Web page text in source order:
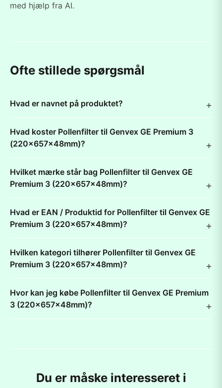
med hjælp fra AI.
Ofte stillede spørgsmål
Hvad er navnet på produktet?
Hvad koster Pollenfilter til Genvex GE Premium 3
(220x657x48mm)?
Hvilket mærke står bag Pollenfilter til Genvex GE
Premium 3 (220x657x48mm)?
Hvad er EAN / Produktid for Pollenfilter til Genvex GE
Premium 3 (220x657x48mm)?
Hvilken kategori tilhører Pollenfilter til Genvex GE
Premium 3 (220x657x48mm)?
Hvor kan jeg købe Pollenfilter til Genvex GE Premium
3 (220x657x48mm)?
Du er måske interesseret i